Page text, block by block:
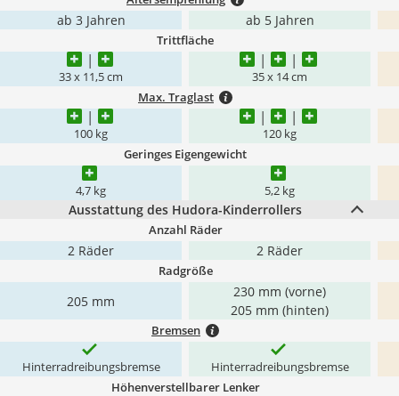
ab 3 Jahren ab 5 Jahren
Trittfläche
33 x 11,5 cm 35 x 14 cm
Max. Traglast
100 kg 120 kg
Geringes Eigengewicht
4,7 kg 5,2 kg
Ausstattung des Hudora-Kinderrollers
Anzahl Räder
2 Räder 2 Räder
Radgröße
205 mm
230 mm (vorne)
205 mm (hinten)
Bremsen
Hinterradreibungsbremse Hinterradreibungsbremse
Höhenverstellbarer Lenker